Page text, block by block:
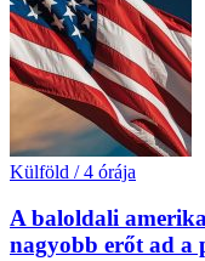
Külföld / 4 órája
A baloldali
nagyobb erőt ad a